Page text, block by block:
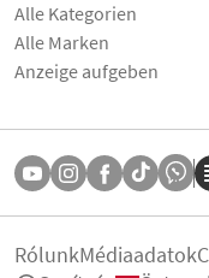
Alle Kategorien
Alle Marken
Anzeige aufgeben
RólunkMédiaadatok